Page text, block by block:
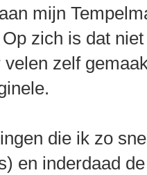
mijn
zich is dat
velen zelf
die ik zo
en inderdaad